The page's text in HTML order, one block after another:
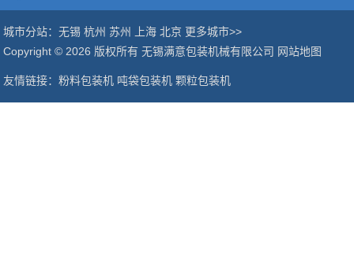
城市分站：无锡 杭州 苏州 上海 北京 更多城市>>
Copyright © 2026 版权所有 无锡满意包装机械有限公司 网站地图
友情链接：粉料包装机 吨袋包装机 颗粒包装机